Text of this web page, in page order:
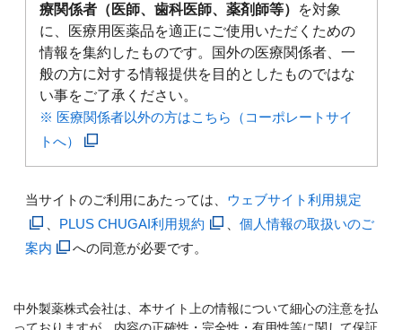
療関係者（医師、歯科医師、薬剤師等）
を対象
に、医療用医薬品を適正にご使用いただくための
情報を集約したものです。国外の医療関係者、一
般の方に対する情報提供を目的としたものではな
い事をご了承ください。
※ 医療関係者以外の方はこちら（コーポレートサイ
トへ）
当サイトのご利用にあたっては、 ウェブサイト利用規定
PLUS CHUGAI利用規約
個人情報の取扱いのご
案内
への同意が必要です。
中外製薬株式会社は、本サイト上の情報について細心の注意を払
っておりますが、内容の正確性・完全性・有用性等に関して保証